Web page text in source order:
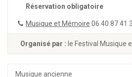
Réservation obligatoire
Musique et Mémoire 06 40 87 41
Organisé par : le Festival Musique
Musique ancienne